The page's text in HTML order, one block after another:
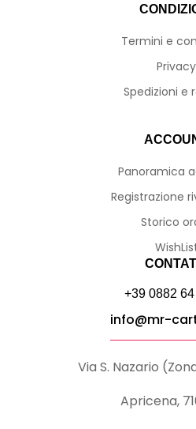
Termini e
Privacy
Spedizioni e
Panoramica
Registrazione
Storico
+39 0882
info@mr-
Via S. Nazario
Apricena,